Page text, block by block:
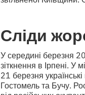
Сліди
У середині березня
зіткнення в Ірпені. У
21 березня
Гостомель та Бучу.